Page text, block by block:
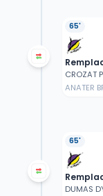
65'
CROZAT
ANATER
65'
DUMAS